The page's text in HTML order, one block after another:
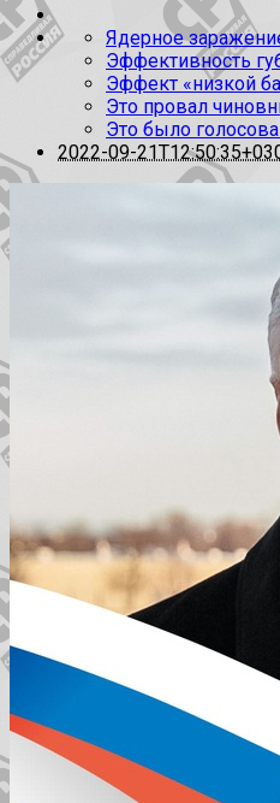
Ядерное
Эффективность
Эффект «низкой
Это провал
Это было
2022-09-